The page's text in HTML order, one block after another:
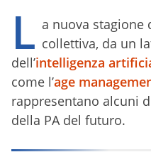
L a nuova stagione
collettiva, da un
dell’intelligenza
come l’age
rappresentano alcuni
della PA del futuro.